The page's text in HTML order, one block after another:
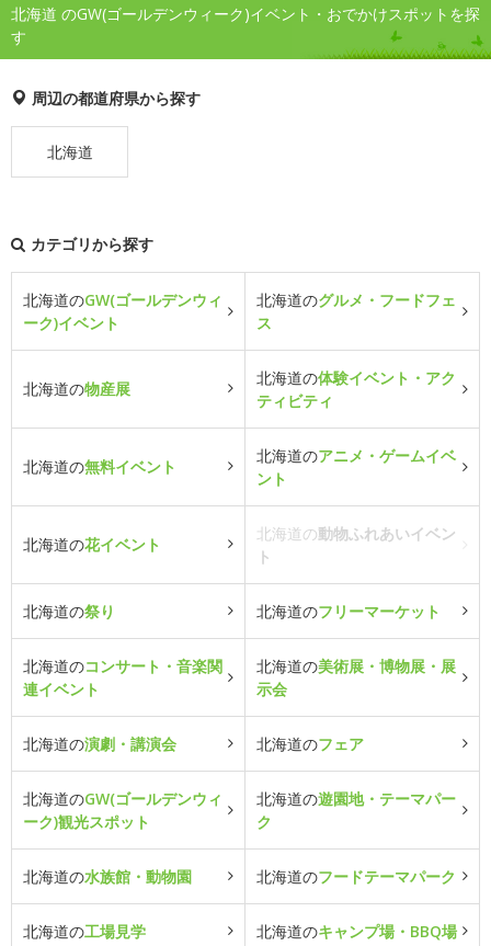
北海道 のGW(ゴールデンウィーク)イベント・おでかけスポットを探
す
周辺の都道府県から探す
北海道
カテゴリから探す
北海道のGW(ゴールデンウィ
ーク)イベント
北海道のグルメ・フードフェ
ス
北海道の物産展
北海道の体験イベント・アク
ティビティ
北海道の無料イベント
北海道のアニメ・ゲームイベ
ント
北海道の花イベント
北海道の動物ふれあいイベン
ト
北海道の祭り 北海道のフリーマーケット
北海道のコンサート・音楽関
連イベント
北海道の美術展・博物展・展
示会
北海道の演劇・講演会 北海道のフェア
北海道のGW(ゴールデンウィ
ーク)観光スポット
北海道の遊園地・テーマパー
ク
北海道の水族館・動物園 北海道のフードテーマパーク
北海道の工場見学 北海道のキャンプ場・BBQ場